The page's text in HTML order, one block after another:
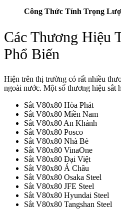
Công Thức Tính Trọng
Các Thương Hiệu
Phổ Biến
Hiện trên thị trường có rất nhiều
ngoài nước. Một số thương hiệu sắt
Sắt V80x80 Hòa Phát
Sắt V80x80 Miền Nam
Sắt V80x80 An Khánh
Sắt V80x80 Posco
Sắt V80x80 Nhà Bè
Sắt V80x80 VinaOne
Sắt V80x80 Đại Việt
Sắt V80x80 Á Châu
Sắt V80x80 Osaka Steel
Sắt V80x80 JFE Steel
Sắt V80x80 Hyundai Steel
Sắt V80x80 Tangshan Steel